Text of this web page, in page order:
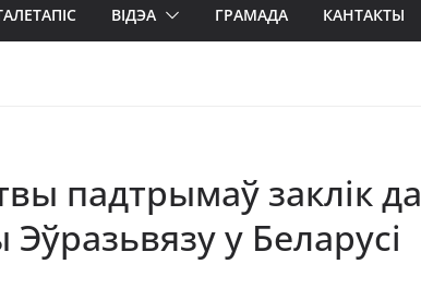
ВІДЭА ГРАМАДА КАНТАКТЫ
падтрымаў заклік да
Эўразьвязу у Беларусі